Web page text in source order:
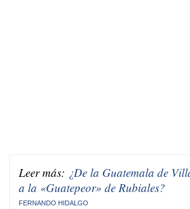
Leer más: ¿De la Guatemala de
a la «Guatepeor» de Rubiales?
FERNANDO HIDALGO